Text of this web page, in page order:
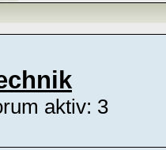
aktiv: 3